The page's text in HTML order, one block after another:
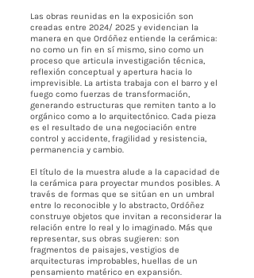
Las obras reunidas en la exposición son
creadas entre 2024/ 2025 y evidencian la
manera en que Ordóñez entiende la cerámica:
no como un fin en sí mismo, sino como un
proceso que articula investigación técnica,
reflexión conceptual y apertura hacia lo
imprevisible. La artista trabaja con el barro y el
fuego como fuerzas de transformación,
generando estructuras que remiten tanto a lo
orgánico como a lo arquitectónico. Cada pieza
es el resultado de una negociación entre
control y accidente, fragilidad y resistencia,
permanencia y cambio.
El título de la muestra alude a la capacidad de
la cerámica para proyectar mundos posibles. A
través de formas que se sitúan en un umbral
entre lo reconocible y lo abstracto, Ordóñez
construye objetos que invitan a reconsiderar la
relación entre lo real y lo imaginado. Más que
representar, sus obras sugieren: son
fragmentos de paisajes, vestigios de
arquitecturas improbables, huellas de un
pensamiento matérico en expansión.